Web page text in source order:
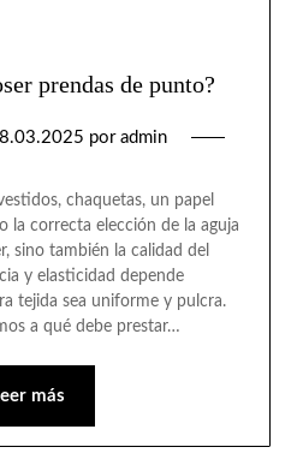
prendas de punto?
por admin
chaquetas, un papel
la correcta elección de la aguja
sino también la calidad del
y elasticidad depende
tejida sea uniforme y pulcra.
a qué debe prestar…
más